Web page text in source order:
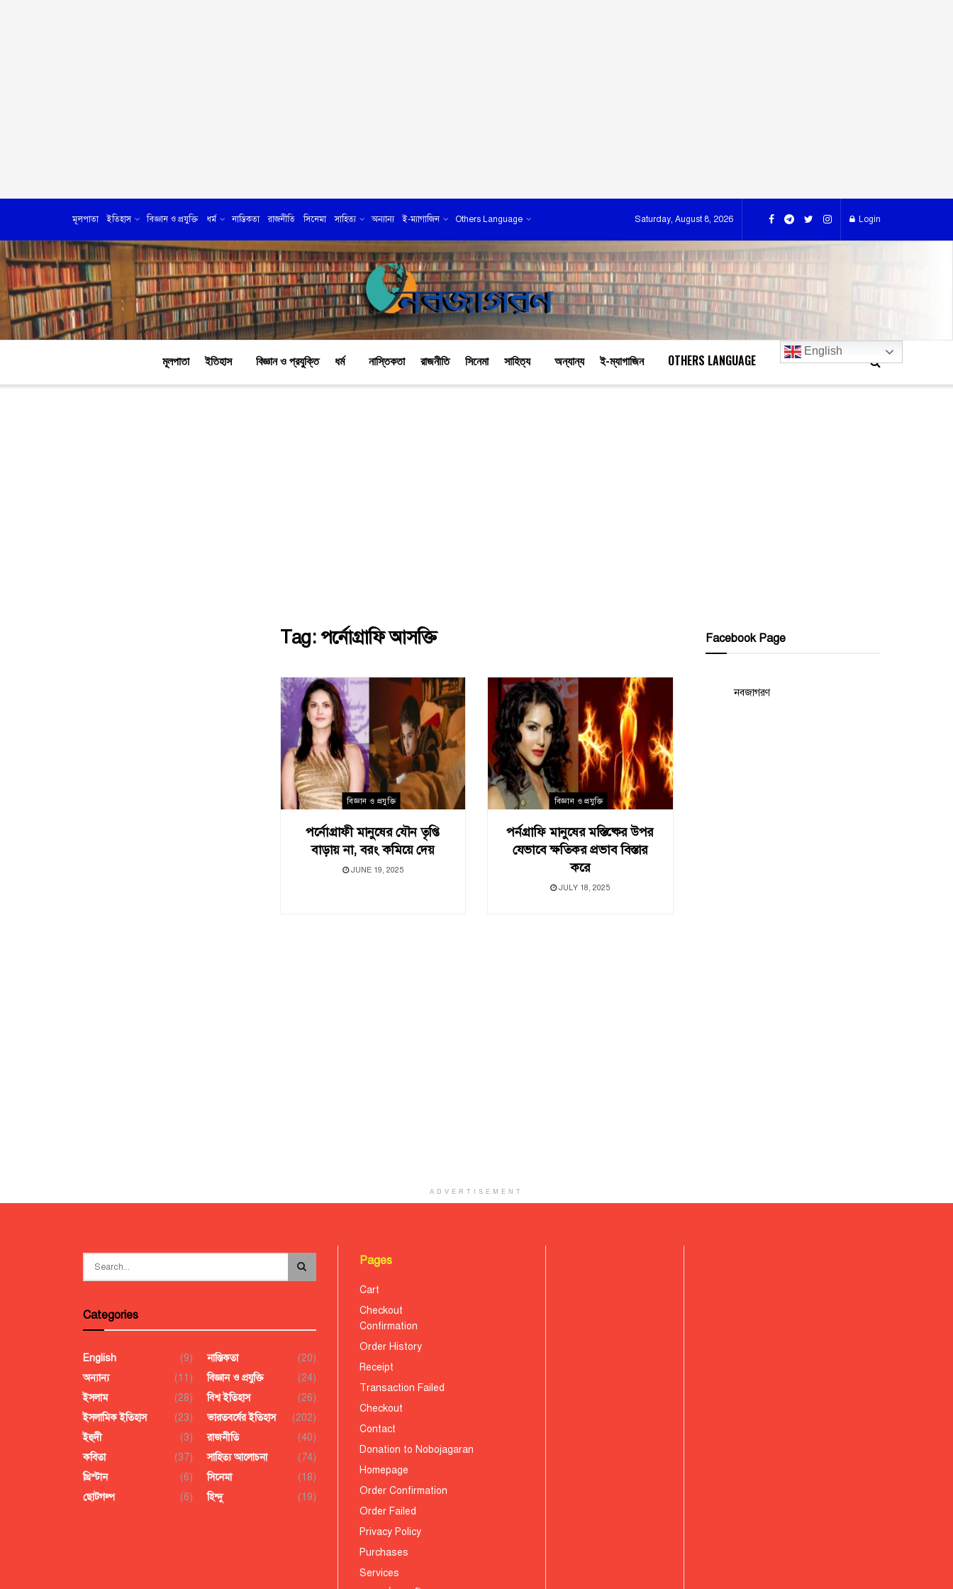
মূলপাতা ইতিহাস বিজ্ঞান ও প্রযুক্তি ধর্ম নাস্তিকতা রাজনীতি সিনেমা সাহিত্য অন্যান্য ই-ম্যাগাজিন Others Language Saturday, August 8, 2026 Login
মূলপাতা ইতিহাস বিজ্ঞান ও প্রযুক্তি ধর্ম নাস্তিকতা রাজনীতি সিনেমা সাহিত্য অন্যান্য ই-ম্যাগাজিন OTHERS LANGUAGE
English
Tag:পর্নোগ্রাফি আসক্তি
বিজ্ঞান ও প্রযুক্তি
পর্নোগ্রাফী মানুষের যৌন তৃপ্তি
বাড়ায় না, বরং কমিয়ে দেয়
JUNE 19, 2025
বিজ্ঞান ও প্রযুক্তি
পর্নগ্রাফি মানুষের মস্তিষ্কের উপর
যেভাবে ক্ষতিকর প্রভাব বিস্তার
করে
JULY 18, 2025
Facebook Page
নবজাগরণ
ADVERTISEMENT
Categories
English
(9)
অন্যান্য
(11)
ইসলাম
(28)
ইসলামিক ইতিহাস
(23)
ইহুদী
(3)
কবিতা
(37)
খ্রিস্টান
(6)
ছোটগল্প
(6)
নাস্তিকতা
(20)
বিজ্ঞান ও প্রযুক্তি
(24)
বিশ্ব ইতিহাস
(26)
ভারতবর্ষের ইতিহাস
(202)
রাজনীতি
(40)
সাহিত্য আলোচনা
(74)
সিনেমা
(18)
হিন্দু
(19)
Pages
Cart
Checkout
Confirmation
Order History
Receipt
Transaction Failed
Checkout
Contact
Donation to Nobojagaran
Homepage
Order Confirmation
Order Failed
Privacy Policy
Purchases
Services